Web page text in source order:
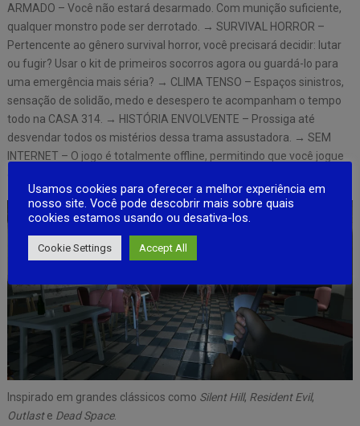
ARMADO – Você não estará desarmado. Com munição suficiente,
qualquer monstro pode ser derrotado. → SURVIVAL HORROR –
Pertencente ao gênero survival horror, você precisará decidir: lutar
ou fugir? Usar o kit de primeiros socorros agora ou guardá-lo para
uma emergência mais séria? → CLIMA TENSO – Espaços sinistros,
sensação de solidão, medo e desespero te acompanham o tempo
todo na CASA 314. → HISTÓRIA ENVOLVENTE – Prossiga até
desvendar todos os mistérios dessa trama assustadora. → SEM
INTERNET – O jogo é totalmente offline, permitindo que você jogue
Inspirado em grandes clássicos como Silent Hill, Resident Evil,
Outlaste Dead Space.
Usamos cookies para oferecer a melhor experiência em
nosso site. Você pode descobrir mais sobre quais
cookies estamos usando ou desativa-los.
Cookie Settings Accept All